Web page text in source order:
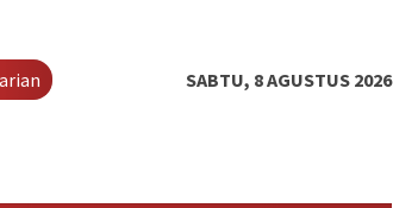
SABTU, 8 AGUSTUS 2026